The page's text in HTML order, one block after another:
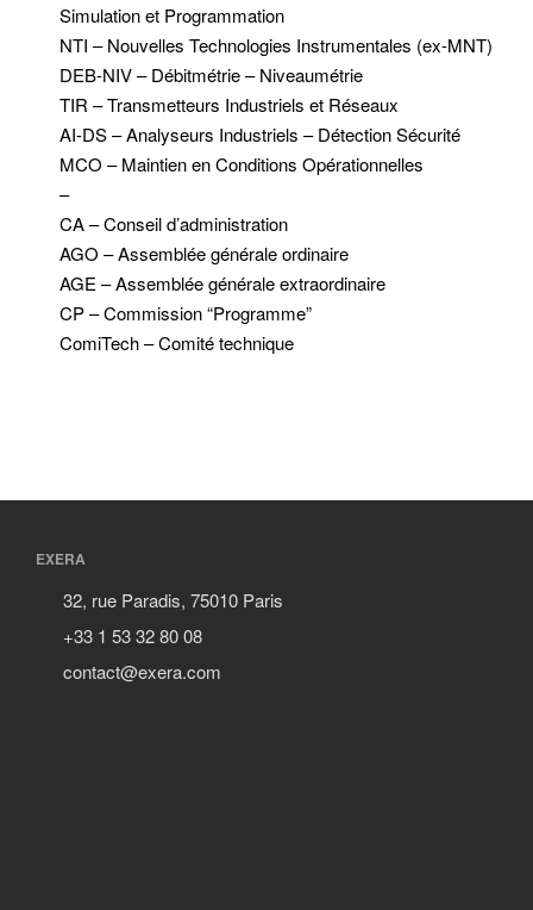
Simulation et Programmation
NTI – Nouvelles Technologies Instrumentales (ex-MNT)
DEB-NIV – Débitmétrie – Niveaumétrie
TIR – Transmetteurs Industriels et Réseaux
AI-DS – Analyseurs Industriels – Détection Sécurité
MCO – Maintien en Conditions Opérationnelles
–
CA – Conseil d’administration
AGO – Assemblée générale ordinaire
AGE – Assemblée générale extraordinaire
CP – Commission “Programme”
ComiTech – Comité technique
EXERA
32, rue Paradis, 75010 Paris
+33 1 53 32 80 08
contact@exera.com